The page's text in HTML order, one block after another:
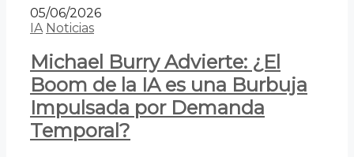
05/06/2026
IA Noticias
Michael Burry Advierte: ¿El
Boom de la IA es una Burbuja
Impulsada por Demanda
Temporal?